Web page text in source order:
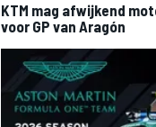
KTM mag afwijkend
voor GP van Aragón